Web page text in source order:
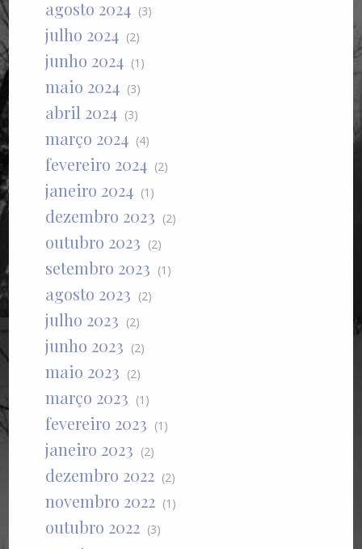
agosto 2024 (3)
julho 2024 (2)
junho 2024 (1)
maio 2024 (3)
abril 2024 (3)
março 2024 (4)
fevereiro 2024 (2)
janeiro 2024 (1)
dezembro 2023 (2)
outubro 2023 (2)
setembro 2023 (1)
agosto 2023 (2)
julho 2023 (2)
junho 2023 (2)
maio 2023 (2)
março 2023 (1)
fevereiro 2023 (1)
janeiro 2023 (2)
dezembro 2022 (2)
novembro 2022 (1)
outubro 2022 (3)